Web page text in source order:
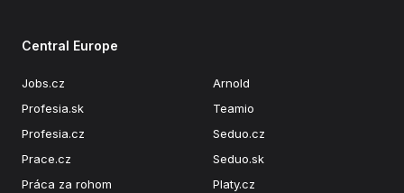
Central Europe
Jobs.cz
Profesia.sk
Profesia.cz
Prace.cz
Práca za rohom
Arnold
Teamio
Seduo.cz
Seduo.sk
Platy.cz